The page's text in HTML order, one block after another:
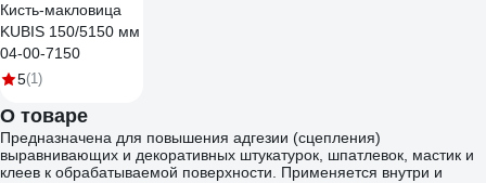
Кисть-макловица
KUBIS 150/5150 мм
04-00-7150
5(1)
О товаре
Предназначена для повышения адгезии (сцепления)
выравнивающих и декоративных штукатурок, шпатлевок, мастик и
клеев к обрабатываемой поверхности. Применяется внутри и